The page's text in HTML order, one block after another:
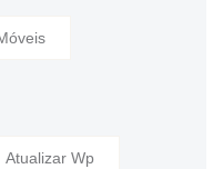
Atualizar Wp